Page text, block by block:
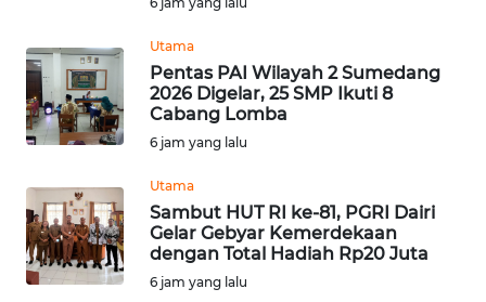
Utama
Pentas PAI Wilayah 2 Sumedang
2026 Digelar, 25 SMP Ikuti 8
Cabang Lomba
6 jam yang lalu
Utama
Sambut HUT RI ke-81, PGRI Dairi
Gelar Gebyar Kemerdekaan
dengan Total Hadiah Rp20 Juta
6 jam yang lalu
RIAU
WN
SERAMBI
WN
JAMBI
WN
SULTRA